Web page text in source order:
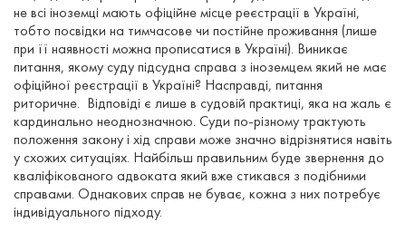
не всі іноземці мають офіційне місце реєстрації в Україні,
тобто посвідки на тимчасове чи постійне проживання (лише
при її наявності можна прописатися в Україні). Виникає
питання, якому суду підсудна справа з іноземцем який не має
офіційної реєстрації в Україні? Насправді, питання
риторичне. Відповіді є лише в судовій практиці, яка на жаль є
кардинально неоднозначною. Суди по-різному трактують
положення закону і хід справи може значно відрізнятися навіть
у схожих ситуаціях. Найбільш правильним буде звернення до
кваліфікованого адвоката який вже стикався з подібними
справами. Однакових справ не буває, кожна з них потребує
індивідуального підходу.